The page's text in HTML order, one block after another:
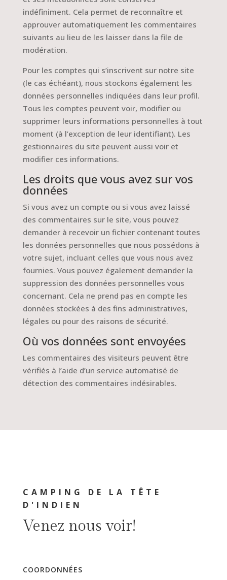
indéfiniment. Cela permet de reconnaître et
approuver automatiquement les commentaires
suivants au lieu de les laisser dans la file de
modération.
Pour les comptes qui s’inscrivent sur notre site
(le cas échéant), nous stockons également les
données personnelles indiquées dans leur profil.
Tous les comptes peuvent voir, modifier ou
supprimer leurs informations personnelles à tout
moment (à l’exception de leur identifiant). Les
gestionnaires du site peuvent aussi voir et
modifier ces informations.
Les droits que vous avez sur vos
données
Si vous avez un compte ou si vous avez laissé
des commentaires sur le site, vous pouvez
demander à recevoir un fichier contenant toutes
les données personnelles que nous possédons à
votre sujet, incluant celles que vous nous avez
fournies. Vous pouvez également demander la
suppression des données personnelles vous
concernant. Cela ne prend pas en compte les
données stockées à des fins administratives,
légales ou pour des raisons de sécurité.
Où vos données sont envoyées
Les commentaires des visiteurs peuvent être
vérifiés à l’aide d’un service automatisé de
détection des commentaires indésirables.
CAMPING DE LA TÊTE
D'INDIEN
Venez nous voir!
COORDONNÉES